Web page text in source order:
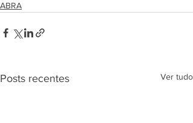
ABRA
Posts recentes Ver tudo